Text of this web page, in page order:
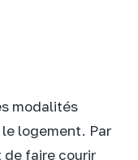
modalités
logement. Par
de faire courir